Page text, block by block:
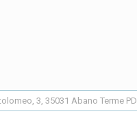
3, 35031 Abano Terme PD